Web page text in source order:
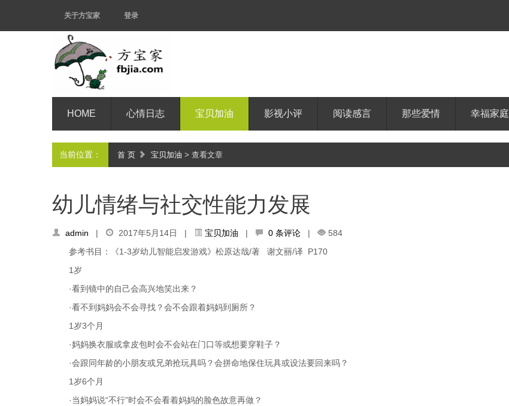
关于方宝家 登录
HOME 心情日志 宝贝加油 影视小评 阅读感言 那些爱情 幸福家庭
当前位置： 首 页 宝贝加油 > 查看文章
幼儿情绪与社交性能力发展
admin | 2017年5月14日 | 宝贝加油 | 0 条评论 |
584
参考书目：《1-3岁幼儿智能启发游戏》松原达哉/著 谢文丽/译 P170
1岁
·看到镜中的自己会高兴地笑出来？
·看不到妈妈会不会寻找？会不会跟着妈妈到厕所？
1岁3个月
·妈妈换衣服或拿皮包时会不会站在门口等或想要穿鞋子？
·会跟同年龄的小朋友或兄弟抢玩具吗？会拼命地保住玩具或设法要回来吗？
1岁6个月
·当妈妈说“不行”时会不会看着妈妈的脸色故意再做？